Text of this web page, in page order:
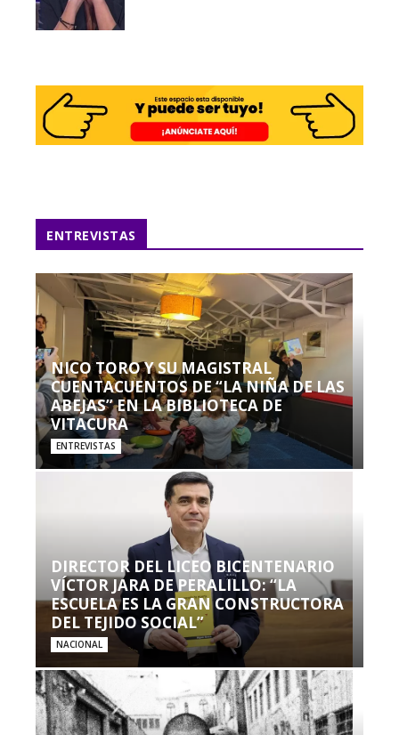
ENTREVISTAS
NICO TORO Y SU MAGISTRAL
CUENTACUENTOS DE “LA NIÑA DE LAS
ABEJAS” EN LA BIBLIOTECA DE
VITACURA
ENTREVISTAS
DIRECTOR DEL LICEO BICENTENARIO
VÍCTOR JARA DE PERALILLO: “LA
ESCUELA ES LA GRAN CONSTRUCTORA
DEL TEJIDO SOCIAL”
NACIONAL